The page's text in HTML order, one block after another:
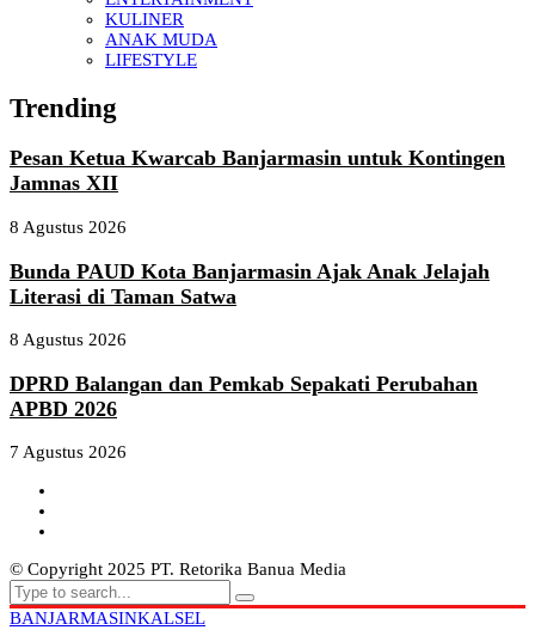
KULINER
ANAK MUDA
LIFESTYLE
Trending
Pesan Ketua Kwarcab Banjarmasin untuk Kontingen
Jamnas XII
8 Agustus 2026
Bunda PAUD Kota Banjarmasin Ajak Anak Jelajah
Literasi di Taman Satwa
8 Agustus 2026
DPRD Balangan dan Pemkab Sepakati Perubahan
APBD 2026
7 Agustus 2026
© Copyright 2025 PT. Retorika Banua Media
BANJARMASINKALSEL